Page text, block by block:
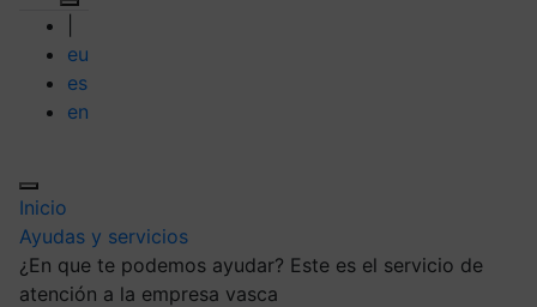
eu
es
en
Inicio
Ayudas y servicios
¿En que te podemos ayudar? Este es el servicio de
atención a la empresa vasca